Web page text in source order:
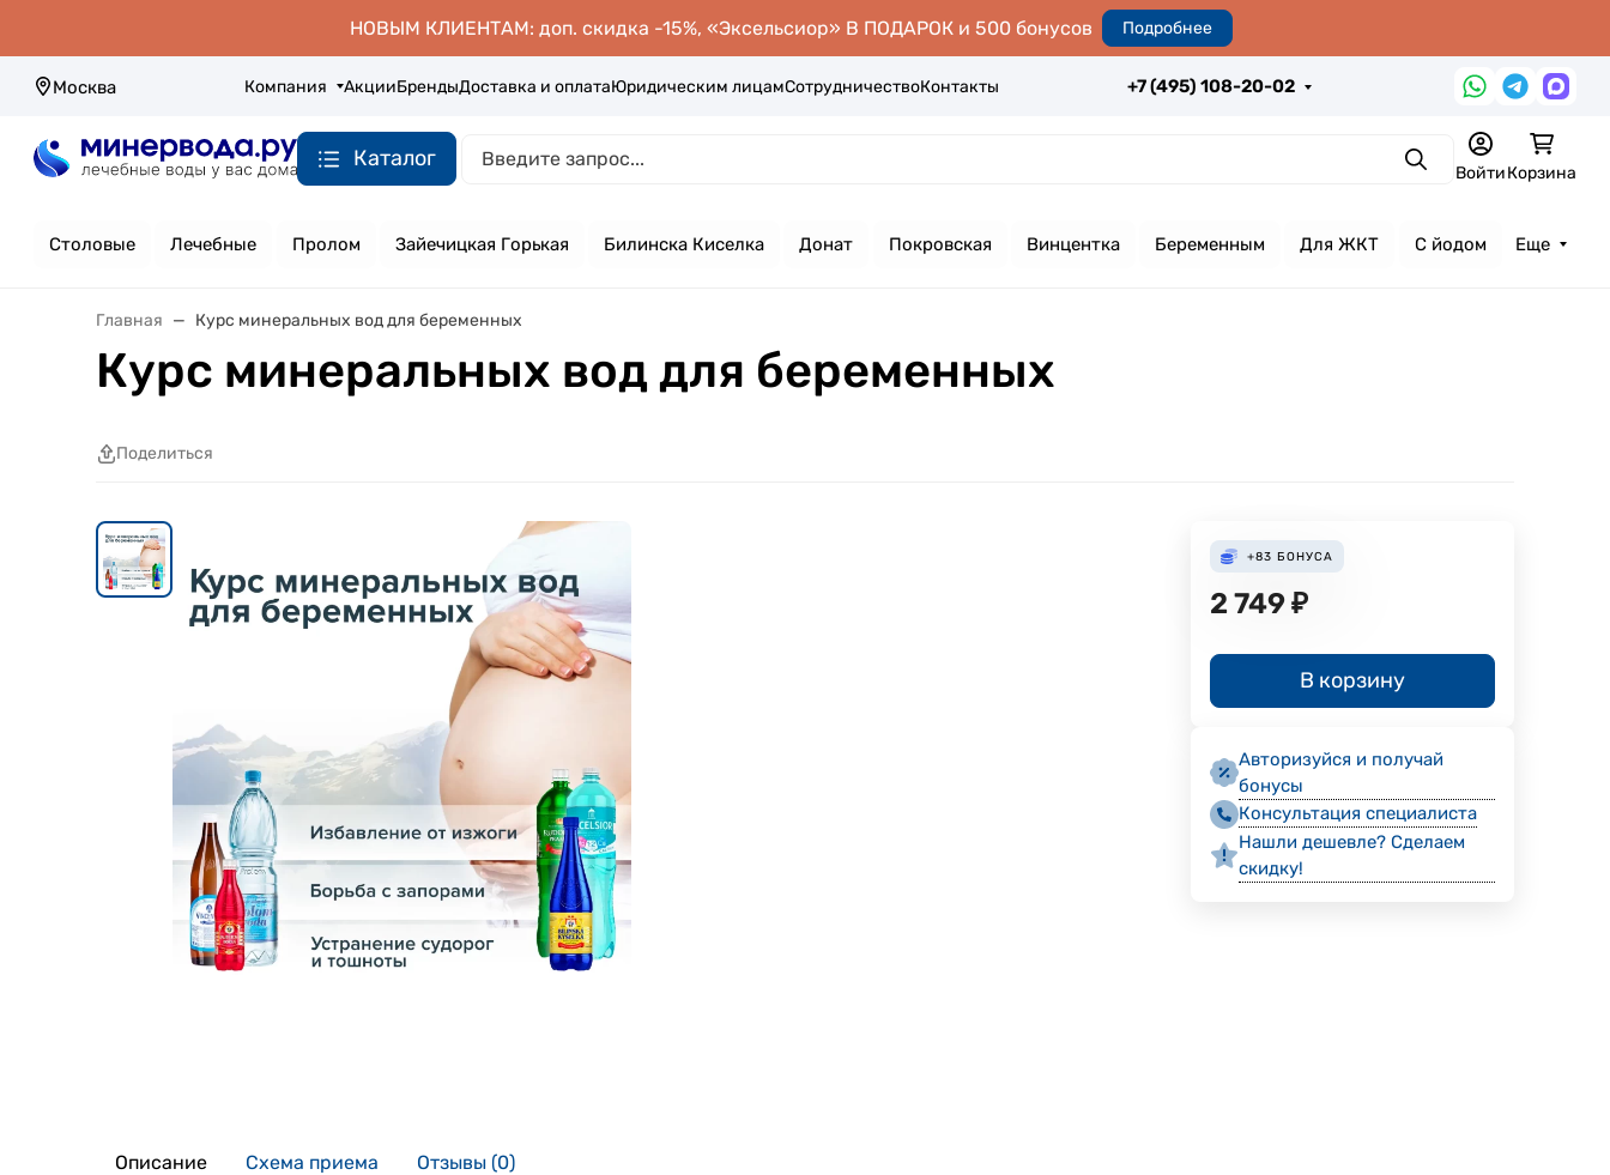
НОВЫМ КЛИЕНТАМ: доп. скидка -15%, «Эксельсиор» В ПОДАРОК и 500 бонусов Подробнее
Москва Компания АкцииБрендыДоставка и оплатаЮридическим лицамСотрудничествоКонтакты +7 (495) 108-20-02
Каталог ПоискВойтиКорзина
Столовые Лечебные Пролом Зайечицкая Горькая Билинска Киселка Донат Покровская Винцентка Беременным Для ЖКТ С йодом Еще
Главная Курс минеральных вод для беременных
Курс минеральных вод для беременных
Поделиться
+83 БОНУСА
2 749₽
В корзину
Авторизуйся и получай
бонусы
Консультация специалиста
Нашли дешевле? Сделаем
скидку!
Описание Схема приема Отзывы (0)